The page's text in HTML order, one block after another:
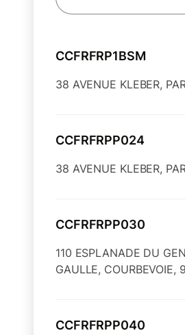
CCFRFRP1BSM
38 AVENUE KLEBER,
CCFRFRPP024
38 AVENUE KLEBER,
CCFRFRPP030
110 ESPLANADE DU
GAULLE, COURBEVOIE,
CCFRFRPP040